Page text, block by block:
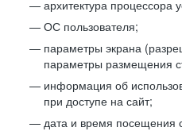
архитектура процессора
ОС пользователя;
параметры экрана
параметры размещения
информация об
при доступе на сайт;
дата и время посещения